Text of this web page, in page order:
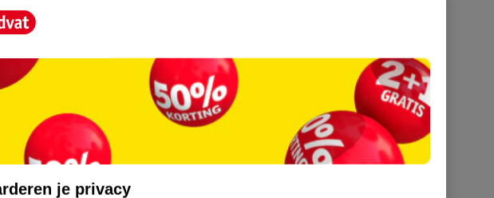
Nadelen
aan.Gelnagels hebben van
glans.Gelnagels zijn
en buigzaam.Gelnagels
Wil je je gelnagels verwijderen, dan moet je ze
eraf vijlen. Doordat gelnagels zacht zijn, blijven
ze minder lang mooi.Voor het aanbrengen van
gelnagels heb je een speciale uv-lamp nodig. Dit
je privacy